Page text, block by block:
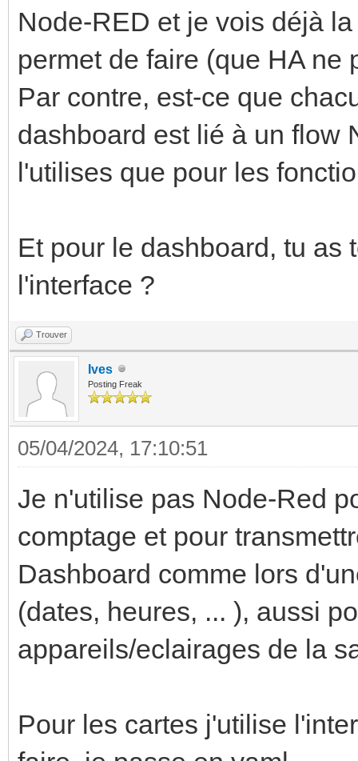
Node-RED et je vois déjà
permet de faire (que HA ne
Par contre, est-ce que
dashboard est lié à un flow
l'utilises que pour les
Et pour le dashboard, tu as
l'interface ?
Trouver
Ives
Posting Freak
05/04/2024, 17:10:51
Je n'utilise pas Node-Red
comptage et pour
Dashboard comme lors
(dates, heures, ... ), aussi
appareils/eclairages de la
Pour les cartes j'utilise